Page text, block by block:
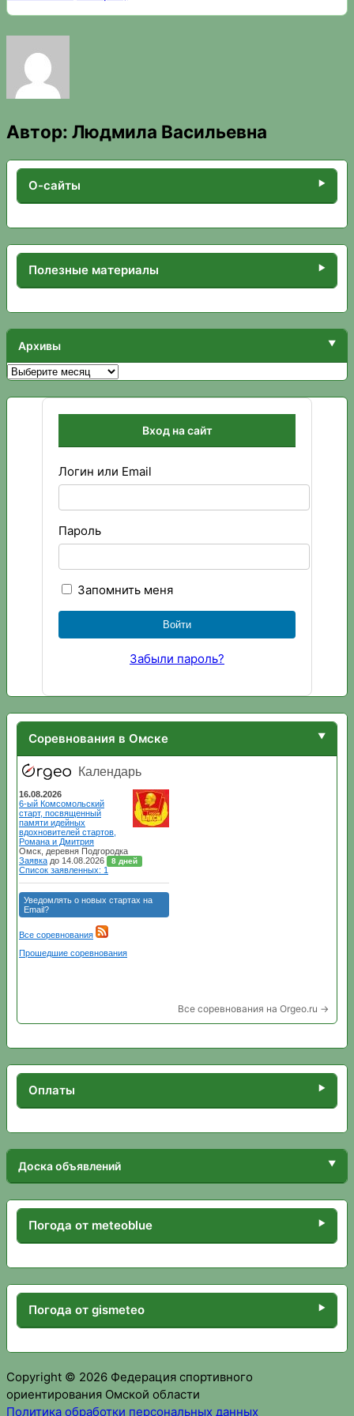
Автор: Людмила Васильевна
О-сайты
Полезные материалы
Архивы
Архивы
Вход на сайт
Логин или Email
Пароль
Запомнить меня
Забыли пароль?
Соревнования в Омске
Все соревнования на Orgeo.ru →
Оплаты
Доска объявлений
Погода от meteoblue
Погода от gismeteo
Copyright © 2026 Федерация спортивного
ориентирования Омской области
Политика обработки персональных данных